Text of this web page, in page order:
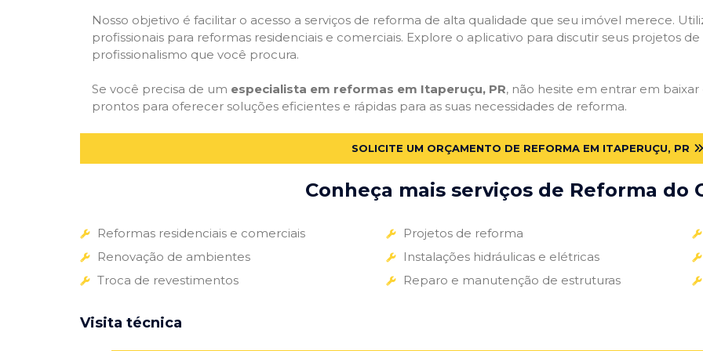
Nosso objetivo é facilitar o acesso a serviços de reforma de alta qualidade que seu imóvel merece.
profissionais para reformas residenciais e comerciais. Explore o aplicativo para discutir seus projetos
profissionalismo que você procura.
Se você precisa de um especialista em reformas em Itaperuçu, PR, não hesite em entrar em baixar
prontos para oferecer soluções eficientes e rápidas para as suas necessidades de reforma.
SOLICITE UM ORÇAMENTO DE REFORMA EM ITAPERUÇU, PR
Conheça mais serviços de Reforma do
Reformas residenciais e comerciais
Renovação de ambientes
Troca de revestimentos
Projetos de reforma
Instalações hidráulicas e elétricas
Reparo e manutenção de estruturas
Visita técnica